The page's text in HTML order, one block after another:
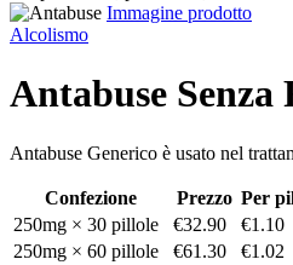
Immagine prodotto
Alcolismo
Antabuse Senza
Antabuse Generico è usato nel
Confezione Prezzo Per
250mg × 30 pillole
€32.90 €1.10
250mg × 60 pillole
€61.30 €1.02